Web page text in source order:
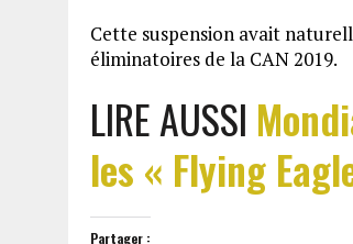
Cette suspension avait
éliminatoires de la CAN 2019.
LIRE AUSSI
les « Flying
Partager :